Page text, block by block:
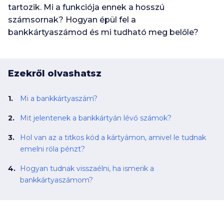
tartozik. Mi a funkciója ennek a hosszú
számsornak? Hogyan épül fel a
bankkártyaszámod és mi tudható meg belőle?
Ezekről olvashatsz
Mi a bankkártyaszám?
Mit jelentenek a bankkártyán lévő számok?
Hol van az a titkos kód a kártyámon, amivel le tudnak
emelni róla pénzt?
Hogyan tudnak visszaélni, ha ismerik a
bankkártyaszámom?